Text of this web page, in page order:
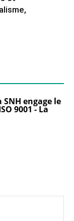
engage le
9001 - La